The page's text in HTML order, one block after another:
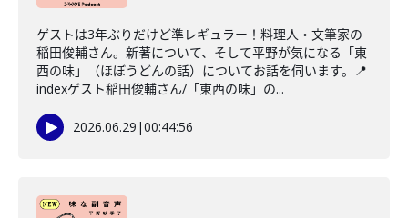
ゲストは3年ぶりだけど準レギュラー！料理人・文筆家の
稲田俊輔さん。新著について、そして平野が気になる「東
西の味」（ほぼうどんの話）についてお話を伺います。📍
indexゲスト稲田俊輔さん/「東西の味」の...
2026.06.29 |00:44:56